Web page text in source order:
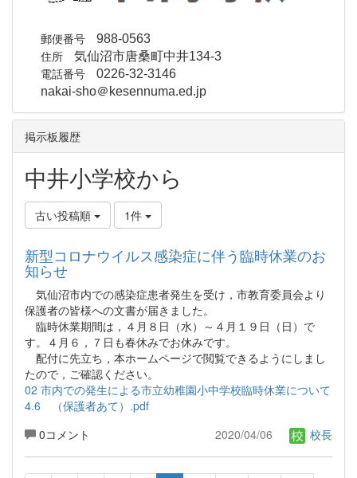
郵便番号 988-0563
住所 気仙沼市唐桑町中井134-3
電話番号 0226-32-3146
nakai-sho＠kesennuma.ed.jp
掲示板履歴
中井小学校から
古い投稿順 1件
新型コロナウイルス感染症に伴う臨時休業のお
知らせ
気仙沼市内での感染症患者発生を受け，市教育委員会より
保護者の皆様への文書が届きました。
臨時休業期間は，４月８日（水）～４月１９日（日）で
す。４月６，７日も春休みでお休みです。
配付に先立ち，本ホームページで閲覧できるようにしまし
たので，ご確認ください。
02 市内での発生による市立幼稚園小中学校臨時休業について
4.6 （保護者あて）.pdf
0コメント
2020/04/06 校長